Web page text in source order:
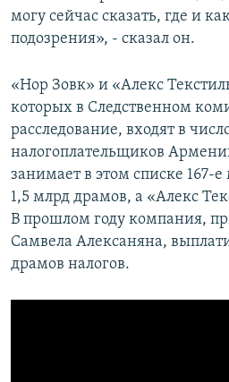
могу сейчас сказать, где и
подозрения», - сказал он.
«Нор Зовк» и «Алекс
которых в Следственном
расследование, входят в
налогоплательщиков
занимает в этом списке 167-е
1,5 млрд драмов, а «Алекс
В прошлом году компания,
Самвела Алексаняна,
драмов налогов.